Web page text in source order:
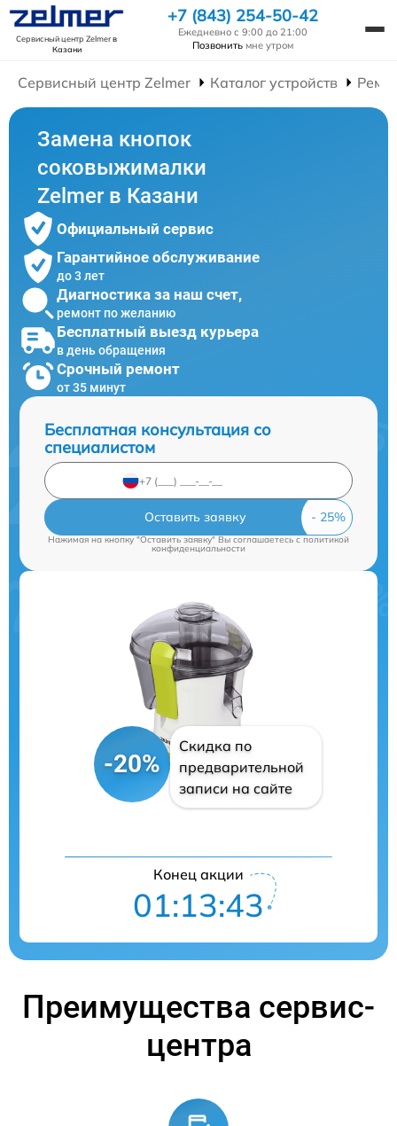
Сервисный центр Zelmerв
Казани
+7 (843) 254-50-42
Ежедневно с 9:00 до 21:00
Позвонить мне утром
Сервисный центр Zelmer Каталог устройств
Замена кнопок
соковыжималки
Zelmer в Казани
Официальный сервис
Гарантийное обслуживание
до 3 лет
Диагностика за наш счет,
ремонт по желанию
Бесплатный выезд курьера
в день обращения
Срочный ремонт
от 35 минут
Бесплатная консультация со
специалистом
Оставить заявку
Нажимая на кнопку "Оставить заявку" Вы соглашаетесь c политикой
конфиденциальности
-20%
Скидка по
предварительной
записи на сайте
Конец акции
01:13:43
Преимущества сервис-
центра